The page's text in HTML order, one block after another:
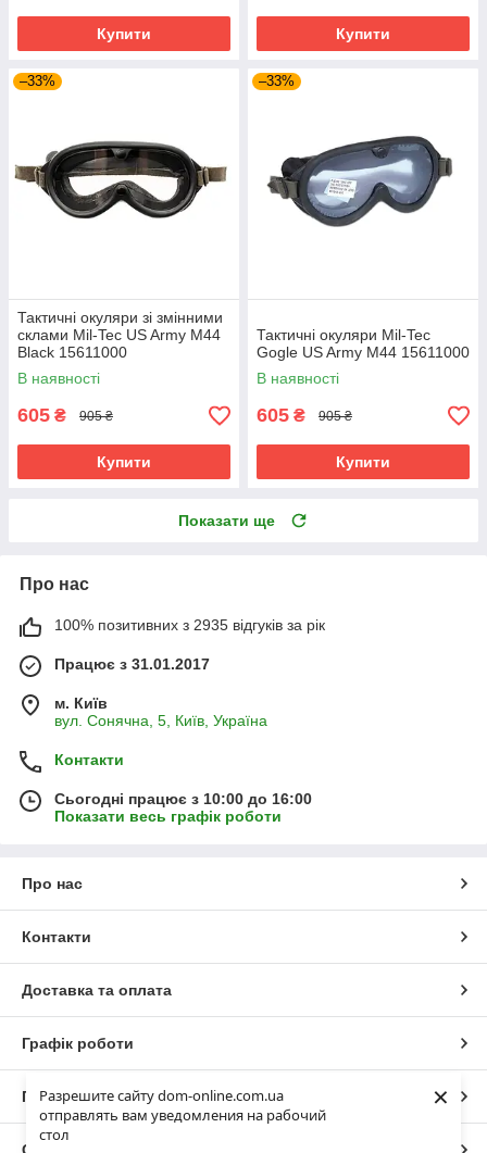
Разрешите сайту dom-online.com.ua
отправлять вам уведомления на рабочий
стол
×
Купити Купити
–33%
Тактичні окуляри зі змінними
склами Mil-Tec US Army M44
Black 15611000
В наявності
605 ₴ 905 ₴
Купити
–33%
Тактичні окуляри Mil-Tec
Gogle US Army M44 15611000
В наявності
605 ₴ 905 ₴
Купити
Показати ще
Про нас
100% позитивних з 2935 відгуків за рік
Працює з 31.01.2017
м. Київ
вул. Сонячна, 5, Київ, Україна
Контакти
Сьогодні працює з 10:00 до 16:00
Показати весь графік роботи
Про нас
Контакти
Доставка та оплата
Графік роботи
Повна версія сайту